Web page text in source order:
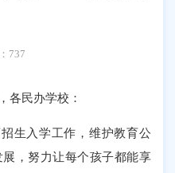
737
各民办学校：
生入学工作，维护教育公
展，努力让每个孩子都能享